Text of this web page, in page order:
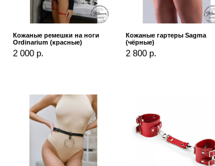
Кожаные ремешки на ноги
Ordinarium (красные)
2 000 р.
Кожаные гартеры Sagma
(чёрные)
2 800 р.